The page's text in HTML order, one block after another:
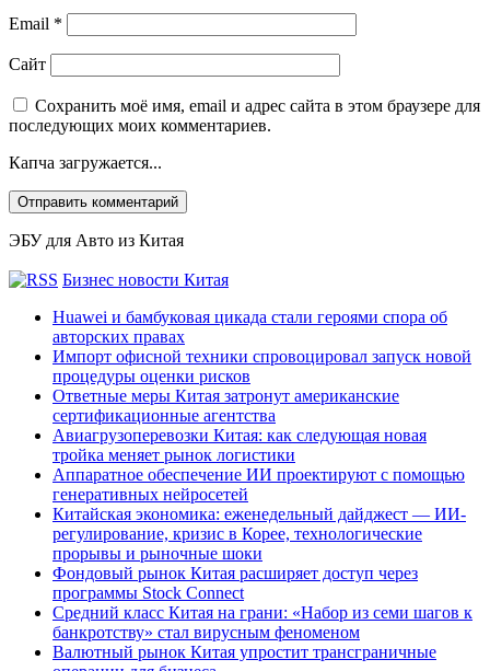
Email *
Сайт
Сохранить моё имя, email и адрес сайта в этом браузере для
последующих моих комментариев.
Капча загружается...
ЭБУ для Авто из Китая
Бизнес новости Китая
Huawei и бамбуковая цикада стали героями спора об
авторских правах
Импорт офисной техники спровоцировал запуск новой
процедуры оценки рисков
Ответные меры Китая затронут американские
сертификационные агентства
Авиагрузоперевозки Китая: как следующая новая
тройка меняет рынок логистики
Аппаратное обеспечение ИИ проектируют с помощью
генеративных нейросетей
Китайская экономика: еженедельный дайджест — ИИ-
регулирование, кризис в Корее, технологические
прорывы и рыночные шоки
Фондовый рынок Китая расширяет доступ через
программы Stock Connect
Средний класс Китая на грани: «Набор из семи шагов к
банкротству» стал вирусным феноменом
Валютный рынок Китая упростит трансграничные